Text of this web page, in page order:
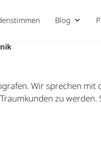
Blog
Wir sprechen
zu werden.